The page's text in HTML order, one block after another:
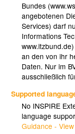
Bundes
angebotenen
Services) darf
Informations
an den von ihr
Daten. Nur im
ausschließlich
Supported
No INSPIRE
language
Guidance -